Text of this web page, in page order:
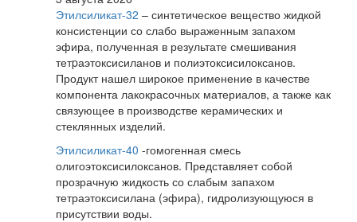
Этилсиликат-32 – синтетическое вещество жидкой
консистенции со слабо выраженным запахом
эфира, полученная в результате смешивания
тетpаэтоксисиланов и полиэтоксисилоксанов.
Продукт нашел широкое применение в качестве
компонента лакокрасочных материалов, а также как
связующее в производстве керамических и
стеклянных изделий.
Этилсиликат-40 -гомогенная смесь
олигоэтоксисилоксанов. Представляет собой
прозрачную жидкость со слабым запахом
тетраэтоксисилана (эфира), гидролизующуюся в
присутствии воды.